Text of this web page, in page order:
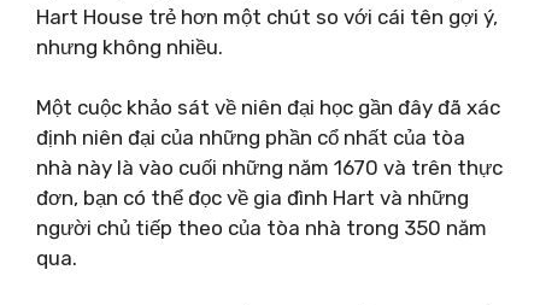
Hart House trẻ hơn một chút so với cái tên gợi ý,
nhưng không nhiều.
Một cuộc khảo sát về niên đại học gần đây đã xác
định niên đại của những phần cổ nhất của tòa
nhà này là vào cuối những năm 1670 và trên thực
đơn, bạn có thể đọc về gia đình Hart và những
người chủ tiếp theo của tòa nhà trong 350 năm
qua.